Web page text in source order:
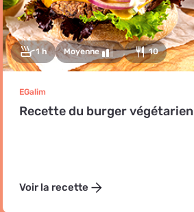
1 h Moyenne 10
EGalim
Recette du burger végétarien
Voir la recette